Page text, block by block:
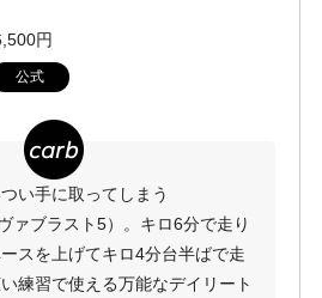
円
公式
い手に取ってしまう
ァブラスト5）。キロ6分で走り
スを上げてキロ4分台半ばで走
練習で使える万能なデイリート